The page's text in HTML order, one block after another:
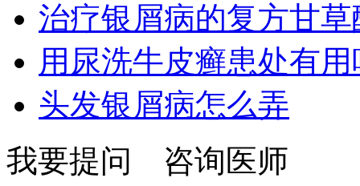
治疗银屑病的复方甘
用尿洗牛皮癣患处有用
头发银屑病怎么弄
我要提问
咨询医师